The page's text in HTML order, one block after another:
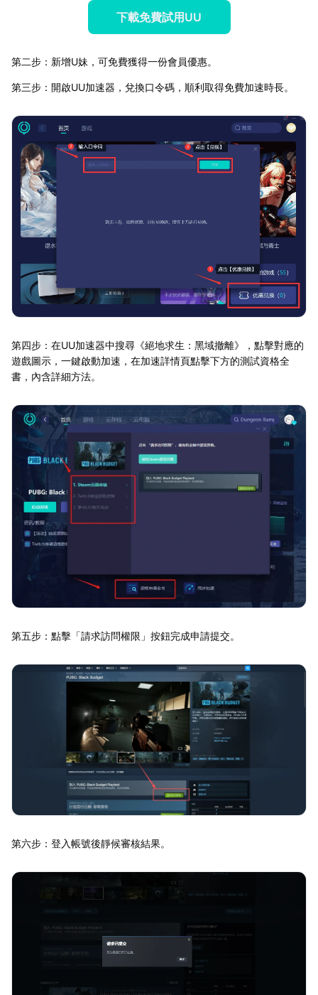
下載免費試用UU
第二步：新增U妹，可免費獲得一份會員優惠。
第三步：開啟UU加速器，兌換口令碼，順利取得免費加速時長。
第四步：在UU加速器中搜尋《絕地求生：黑域撤離》，點擊對應的
遊戲圖示，一鍵啟動加速，在加速詳情頁點擊下方的測試資格全
書，內含詳細方法。
第五步：點擊「請求訪問權限」按鈕完成申請提交。
第六步：登入帳號後靜候審核結果。